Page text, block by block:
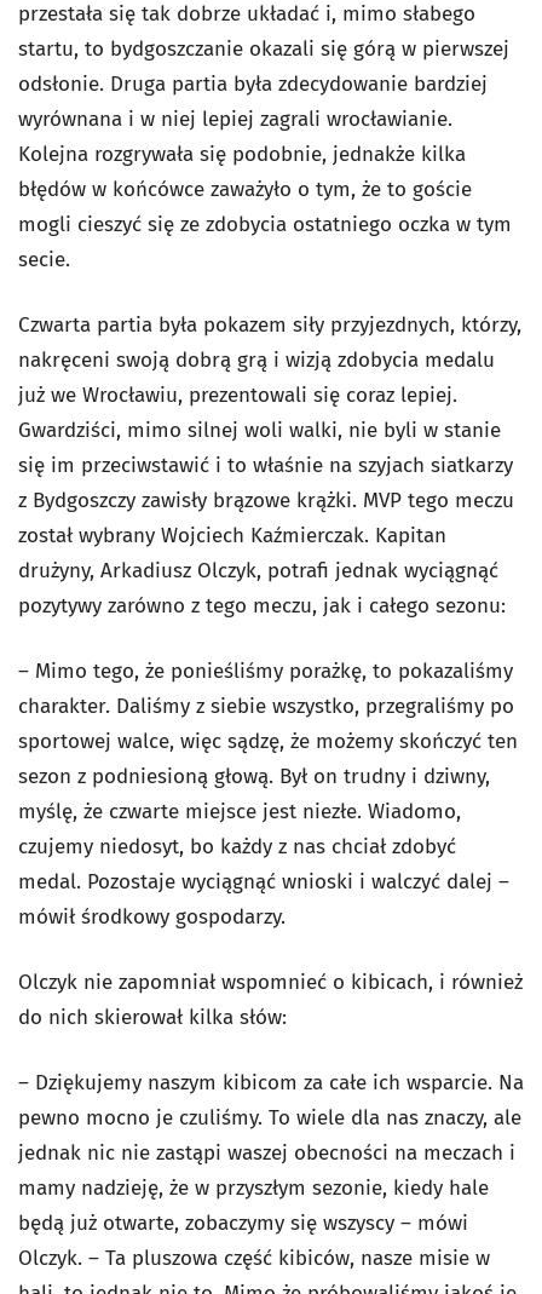
przestała się tak dobrze układać i, mimo słabego
startu, to bydgoszczanie okazali się górą w pierwszej
odsłonie. Druga partia była zdecydowanie bardziej
wyrównana i w niej lepiej zagrali wrocławianie.
Kolejna rozgrywała się podobnie, jednakże kilka
błędów w końcówce zaważyło o tym, że to goście
mogli cieszyć się ze zdobycia ostatniego oczka w tym
secie.
Czwarta partia była pokazem siły przyjezdnych, którzy,
nakręceni swoją dobrą grą i wizją zdobycia medalu
już we Wrocławiu, prezentowali się coraz lepiej.
Gwardziści, mimo silnej woli walki, nie byli w stanie
się im przeciwstawić i to właśnie na szyjach siatkarzy
z Bydgoszczy zawisły brązowe krążki. MVP tego meczu
został wybrany Wojciech Kaźmierczak. Kapitan
drużyny, Arkadiusz Olczyk, potrafi jednak wyciągnąć
pozytywy zarówno z tego meczu, jak i całego sezonu:
– Mimo tego, że ponieśliśmy porażkę, to pokazaliśmy
charakter. Daliśmy z siebie wszystko, przegraliśmy po
sportowej walce, więc sądzę, że możemy skończyć ten
sezon z podniesioną głową. Był on trudny i dziwny,
myślę, że czwarte miejsce jest niezłe. Wiadomo,
czujemy niedosyt, bo każdy z nas chciał zdobyć
medal. Pozostaje wyciągnąć wnioski i walczyć dalej –
mówił środkowy gospodarzy.
Olczyk nie zapomniał wspomnieć o kibicach, i również
do nich skierował kilka słów:
– Dziękujemy naszym kibicom za całe ich wsparcie. Na
pewno mocno je czuliśmy. To wiele dla nas znaczy, ale
jednak nic nie zastąpi waszej obecności na meczach i
mamy nadzieję, że w przyszłym sezonie, kiedy hale
będą już otwarte, zobaczymy się wszyscy – mówi
Olczyk. – Ta pluszowa część kibiców, nasze misie w